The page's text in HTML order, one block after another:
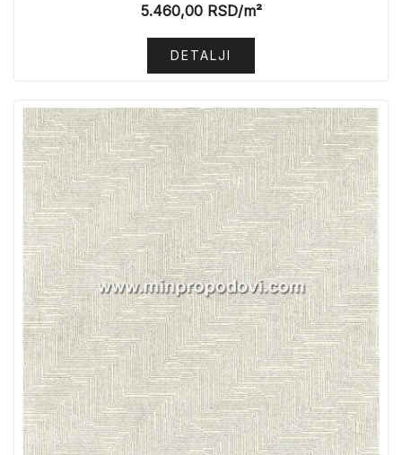
5.460,00RSD/m²
DETALJI